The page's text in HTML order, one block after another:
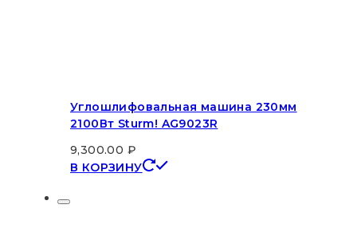
Углошлифовальная машина 230мм
2100Вт Sturm! AG9023R
9,300.00 ₽
В КОРЗИНУ